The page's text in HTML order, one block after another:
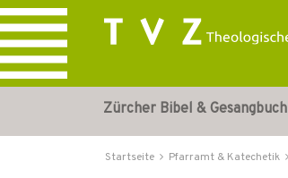
Zürcher Bibel & Gesangbuch
Startseite Pfarramt & Katechetik